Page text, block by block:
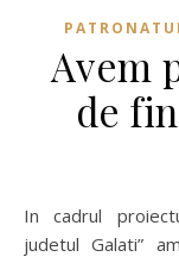
Avem
de
In cadrul proiectului “Dezvoltare integrata in Cudalbi,
judetul Galati”